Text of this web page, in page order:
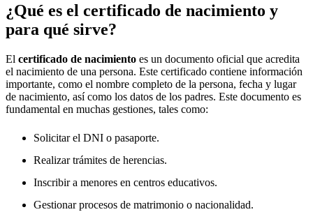
¿Qué es el certificado de nacimiento y
para qué sirve?
El certificado de nacimiento es un documento oficial que acredita
el nacimiento de una persona. Este certificado contiene información
importante, como el nombre completo de la persona, fecha y lugar
de nacimiento, así como los datos de los padres. Este documento es
fundamental en muchas gestiones, tales como:
Solicitar el DNI o pasaporte.
Realizar trámites de herencias.
Inscribir a menores en centros educativos.
Gestionar procesos de matrimonio o nacionalidad.